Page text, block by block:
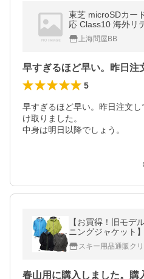
東芝 microSDカー
応 Class10 海外リ
上海問屋BB
5
早すぎるほど早い。昨日注文
け取りました。
中身は明日以降でしょう。
【お買得！旧モデ
ニングジャケット
rrow Parka
スノーウェア】【
スキー用品通販ク